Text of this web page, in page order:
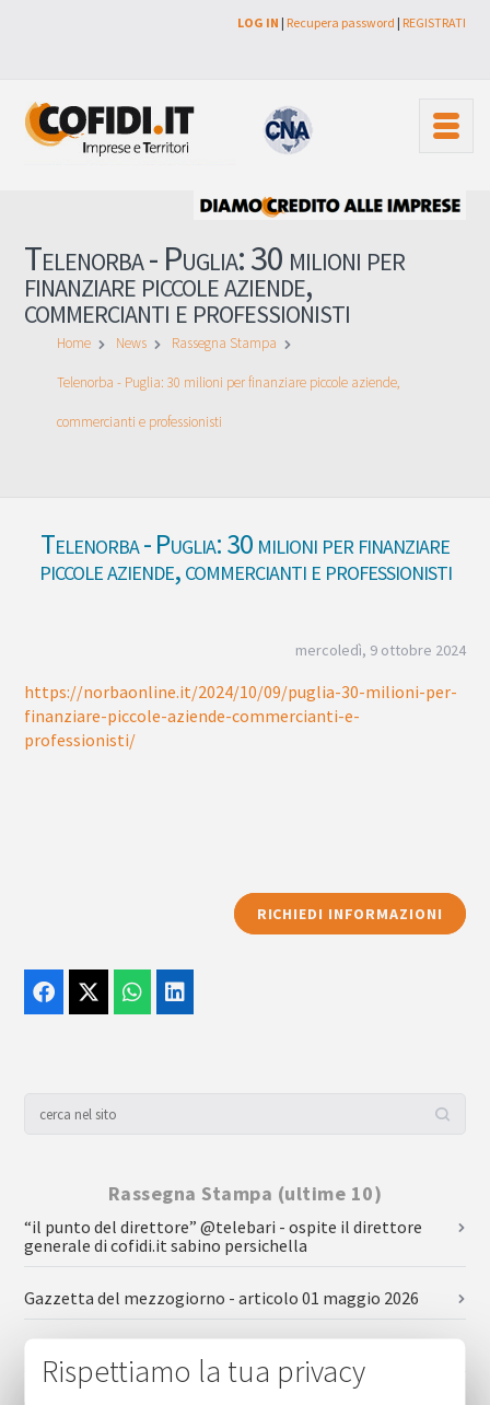
LOG IN | Recupera password | REGISTRATI
Telenorba - Puglia: 30 milioni per
finanziare piccole aziende,
commercianti e professionisti
Home News Rassegna Stampa
Telenorba - Puglia: 30 milioni per finanziare piccole aziende,
commercianti e professionisti
Telenorba - Puglia: 30 milioni per finanziare
piccole aziende, commercianti e professionisti
mercoledì, 9 ottobre 2024
https://norbaonline.it/2024/10/09/puglia-30-milioni-per-
finanziare-piccole-aziende-commercianti-e-
professionisti/
RICHIEDI INFORMAZIONI
Rassegna Stampa (ultime 10)
“il punto del direttore” @telebari - ospite il direttore
generale di cofidi.it sabino persichella
Gazzetta del mezzogiorno - articolo 01 maggio 2026
Rispettiamo la tua privacy